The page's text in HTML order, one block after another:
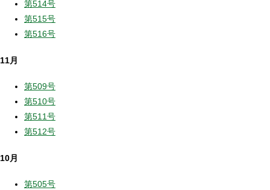
第514号
第515号
第516号
11月
第509号
第510号
第511号
第512号
10月
第505号